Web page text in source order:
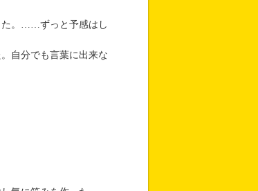
た。……ずっと予感はし
自分でも言葉に出来な